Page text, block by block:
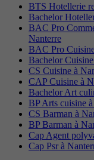
BTS Hotellerie
Bachelor
BAC Pro
Nanterre
BAC Pro
Bachelor
CS Cuisine à
CAP Cuisine à
Bachelor Art
BP Arts cuisine
CS Barman à
BP Barman à
Cap Agent
Cap Psr à